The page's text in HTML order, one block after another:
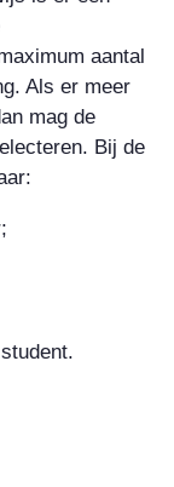
aantal
Als er meer
mag de
Bij de